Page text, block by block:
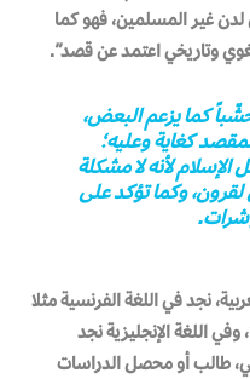
غير المسلمين، فهو كما
وتاريخي اعتمد عن قصد”.
كما يزعم البعض،
كغاية وعليه؛
لأنه لا مشكلة
وكما تؤكد على
نجد في اللغة الفرنسية مثلا
اللغة الإنجليزية نجد
طالب أو محصل الدراسات